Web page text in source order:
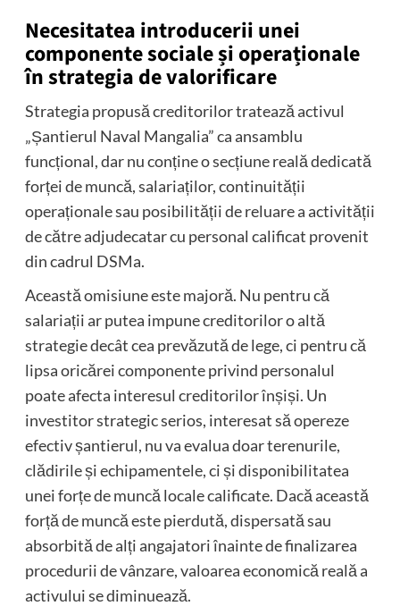
Necesitatea introducerii unei
componente sociale și operaționale
în strategia de valorificare
Strategia propusă creditorilor tratează activul
„Șantierul Naval Mangalia” ca ansamblu
funcțional, dar nu conține o secțiune reală dedicată
forței de muncă, salariaților, continuității
operaționale sau posibilității de reluare a activității
de către adjudecatar cu personal calificat provenit
din cadrul DSMa.
Această omisiune este majoră. Nu pentru că
salariații ar putea impune creditorilor o altă
strategie decât cea prevăzută de lege, ci pentru că
lipsa oricărei componente privind personalul
poate afecta interesul creditorilor înșiși. Un
investitor strategic serios, interesat să opereze
efectiv șantierul, nu va evalua doar terenurile,
clădirile și echipamentele, ci și disponibilitatea
unei forțe de muncă locale calificate. Dacă această
forță de muncă este pierdută, dispersată sau
absorbită de alți angajatori înainte de finalizarea
procedurii de vânzare, valoarea economică reală a
activului se diminuează.